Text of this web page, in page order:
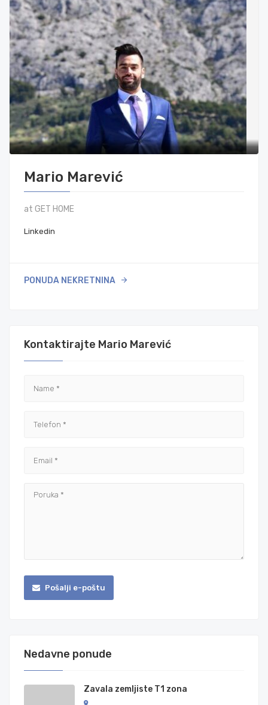
Mario Marević
at GET HOME
Linkedin
PONUDA NEKRETNINA
Kontaktirajte Mario Marević
Pošalji e-poštu
Nedavne ponude
Zavala zemljiste T1 zona